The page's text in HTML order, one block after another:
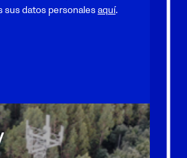
sus datos personalesaquí.